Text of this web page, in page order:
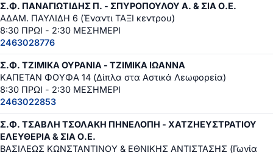
Σ.Φ. ΠΑΝΑΓΙΩΤΙΔΗΣ Π. - ΣΠΥΡΟΠΟΥΛΟΥ Α. & ΣΙΑ Ο.Ε.
ΑΔΑΜ. ΠΑΥΛΙΔΗ 6 (Έναντι ΤΑΞΙ κεντρου)
8:30 ΠΡΩΙ - 2:30 ΜΕΣΗΜΕΡΙ
2463028776
Σ.Φ. ΤΖΙΜΙΚΑ ΟΥΡΑΝΙΑ - ΤΖΙΜΙΚΑ ΙΩΑΝΝΑ
ΚΑΠΕΤΑΝ ΦΟΥΦΑ 14 (Δίπλα στα Αστικά Λεωφορεία)
8:30 ΠΡΩΙ - 2:30 ΜΕΣΗΜΕΡΙ
2463022853
Σ.Φ. ΤΣΑΒΛΗ ΤΣΟΛΑΚΗ ΠΗΝΕΛΟΠΗ - ΧΑΤΖΗΕΥΣΤΡΑΤΙΟΥ
ΕΛΕΥΘΕΡΙΑ & ΣΙΑ Ο.Ε.
ΒΑΣΙΛΕΩΣ ΚΩΝΣΤΑΝΤΙΝΟΥ & ΕΘΝΙΚΗΣ ΑΝΤΙΣΤΑΣΗΣ (Γωνία